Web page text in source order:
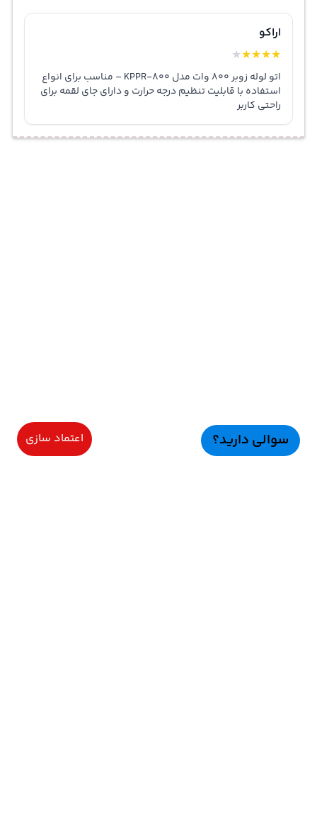
اراکو
★
★
★
★
★
اتو لوله زوبر 800 وات مدل KPPR-800 – مناسب برای انواع
استفاده با قابلیت تنظیم درجه حرارت و دارای جای لقمه برای
راحتی کاربر
سوالی دارید؟ اعتماد سازی